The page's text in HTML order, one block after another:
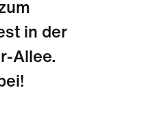
in der
Allee.